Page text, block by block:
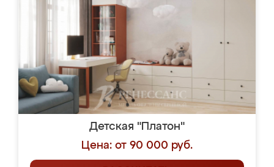
Детская "Платон"
Цена: от 90 000 руб.